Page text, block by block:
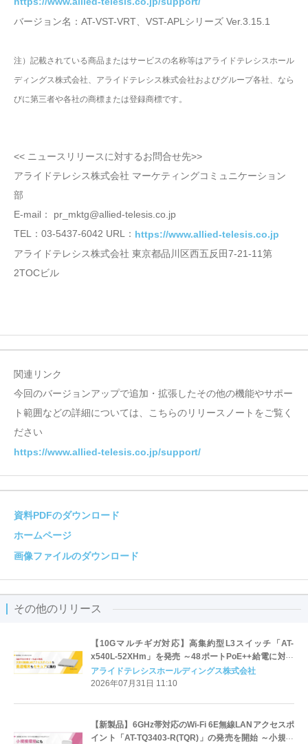
バージョン名：AT-VST-VRT、VST-APLシリーズ Ver.3.15.1
注）記載されている商品またはサービスの名称等はアライドテレシスホール
ディングス株式会社、アライドテレシス株式会社およびグループ各社、なら
びに第三者や各社の商標または登録商標です。
<< ニュースリリースに対するお問合せ先>>
アライドテレシス株式会社 マーケティングコミュニケーション
部
E-mail： pr_mktg@allied-telesis.co.jp
TEL：03-5437-6042 URL： https://www.allied-telesis.co.jp
アライドテレシス株式会社 東京都品川区西五反田7-21-11第
2TOCビル
関連リンク
今回のバージョンアップで追加・拡張したその他の機能やサポー
ト範囲などの詳細については、こちらのリリースノートをご覧く
ださい
https://www.allied-telesis.co.jp/support/
資料PDFのダウンロード
ホームページ
画像ファイルのダウンロード
その他のリリース
【10Gマルチギガ対応】高集約型L3スイッチ「AT-
x540L-52XHm」を発売 ～48ポートPoE++給電に対応
し、多様なデバイスを柔軟に収容～
アライドテレシスホールディングス株式会社
2026年07月31日 11:10
【新製品】6GHz帯対応のWi-Fi 6E無線LANアクセスポ
イント「AT-TQ3403-R(TQR)」の発売を開始 ～小規模